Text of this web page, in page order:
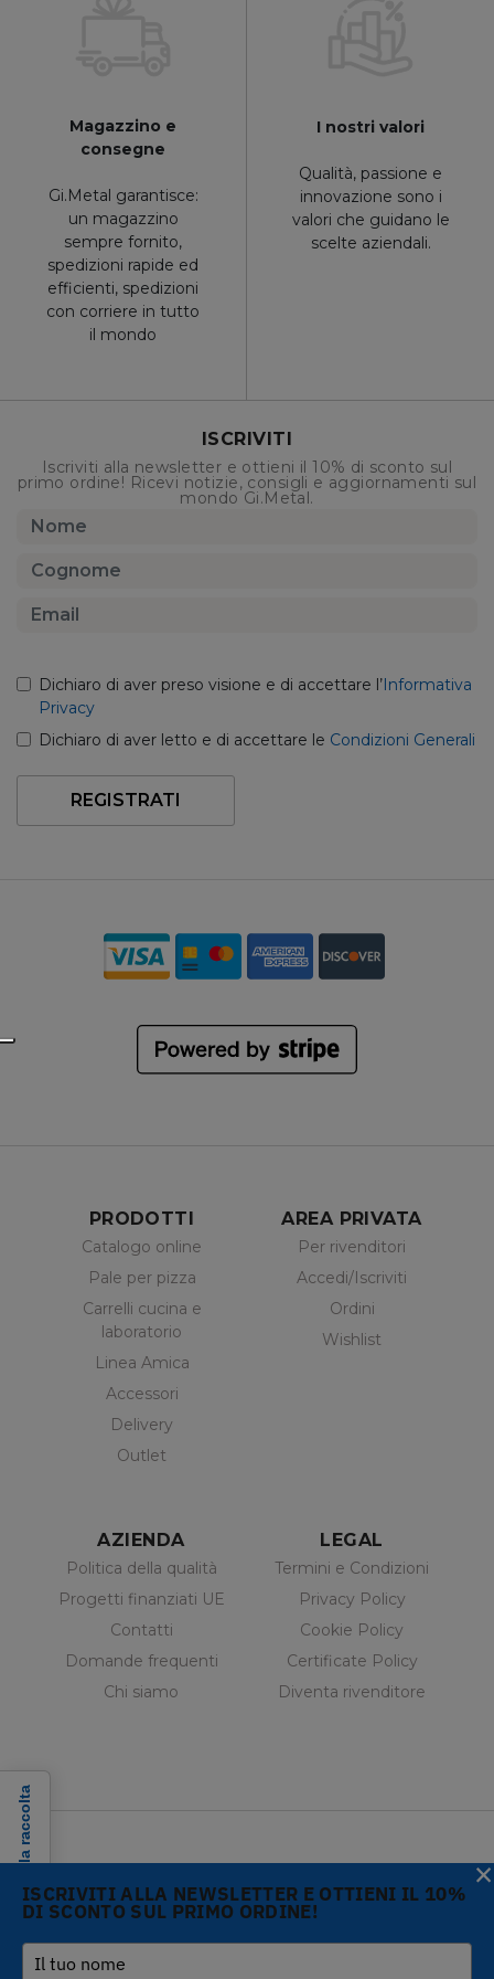
Magazzino e
consegne
Gi.Metal garantisce:
un magazzino
sempre fornito,
spedizioni rapide ed
efficienti, spedizioni
con corriere in tutto
il mondo
I nostri valori
Qualità, passione e
innovazione sono i
valori che guidano le
scelte aziendali.
ISCRIVITI
Iscriviti alla newsletter e ottieni il 10% di sconto sul
primo ordine! Ricevi notizie, consigli e aggiornamenti sul
mondo Gi.Metal.
Dichiaro di aver preso visione e di accettare l’Informativa
Privacy
Dichiaro di aver letto e di accettare le Condizioni Generali
REGISTRATI
PRODOTTI
Catalogo online
Pale per pizza
Carrelli cucina e
laboratorio
Linea Amica
Accessori
Delivery
Outlet
AREA PRIVATA
Per rivenditori
Accedi/Iscriviti
Ordini
Wishlist
AZIENDA
Politica della qualità
Progetti finanziati UE
Contatti
Domande frequenti
Chi siamo
LEGAL
Termini e Condizioni
Privacy Policy
Cookie Policy
Certificate Policy
Diventa rivenditore
Informativa sulla raccoltaISCRIVITI ALLA NEWSLETTER E OTTIENI IL 10%
DI SCONTO SUL PRIMO ORDINE!
×